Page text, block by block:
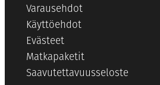
Varausehdot
Käyttöehdot
Evästeet
Matkapaketit
Saavutettavuusseloste